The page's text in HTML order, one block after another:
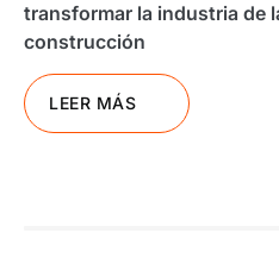
transformar la industria de
construcción
LEER MÁS